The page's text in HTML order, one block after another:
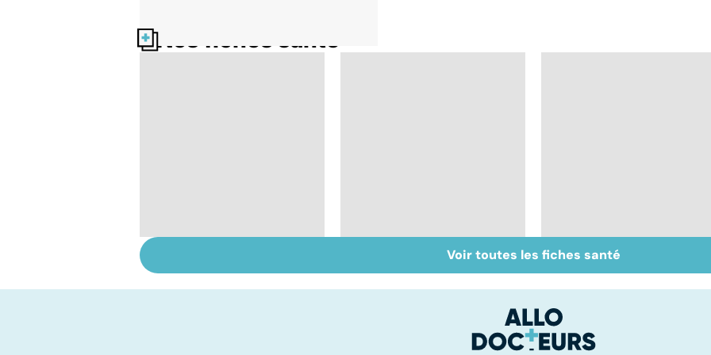
Nos fiches santé
: gardez la tête haute
Quand l'amputation
s'impose...
Dentiers : quand la
vie retrouve son
Voir toutes les fiches santé